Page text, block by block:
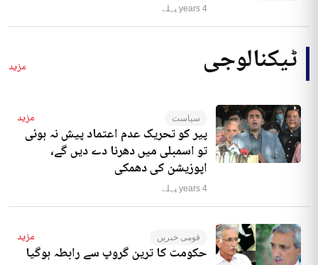
4 years پہلے
ٹیکنالوجی مزید
سیاست مزید
پیر کو تحریک عدم اعتماد پیش نہ ہوئی
تو اسمبلی میں دھرنا دے دیں گے،
اپوزیشن کی دھمکی
4 years پہلے
قومی خبریں مزید
حکومت کا ترین گروپ سے رابطہ ہوگیا